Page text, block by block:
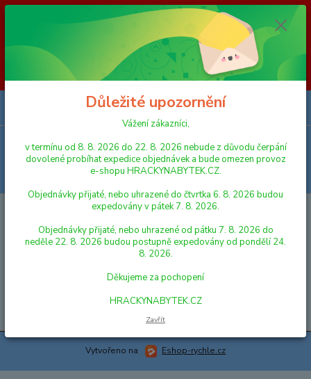
Vážení zákazníci, v termínu od 8. 8. 2026 do 23. 8. 2026 nebude z
důvodu čerpání dovolené probíhat expedice objednávek a bude omezen
provoz e-shopu HRACKYNABYTEK.CZ. Objednávky přijaté, nebo
uhrazené do čtvrtka 6. 8. 2026 budou expedovány v pátek 7. 8. 2026.
Objednávky přijaté, nebo uhrazené od pátku 7. 8. 2026 do neděle 23. 8.
2026 budou postupně expedovány od pondělí 24. 8. 2026. Děkujeme za
pochopení HRACKYNABYTEK.CZ
LEGO® Movie
LEGO® Movie
Vytvořeno na Eshop-rychle.cz
Důležité upozornění
Vážení zákazníci,
v termínu od 8. 8. 2026 do 22. 8. 2026 nebude z důvodu čerpání
dovolené probíhat expedice objednávek a bude omezen provoz
e-shopu HRACKYNABYTEK.CZ.
Objednávky přijaté, nebo uhrazené do čtvrtka 6. 8. 2026 budou
expedovány v pátek 7. 8. 2026.
Objednávky přijaté, nebo uhrazené od pátku 7. 8. 2026 do
neděle 22. 8. 2026 budou postupně expedovány od pondělí 24.
8. 2026.
Děkujeme za pochopení
HRACKYNABYTEK.CZ
Zavřít